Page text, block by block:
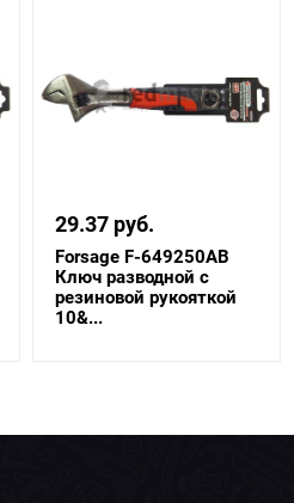
29.37 руб.
Forsage F-649250AB
Ключ разводной с
резиновой рукояткой
10&...